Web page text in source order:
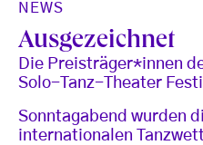
NEWS
Ausgezeichnet
Die Preisträger*innen
Solo-Tanz-Theater
Sonntagabend wurden
internationalen